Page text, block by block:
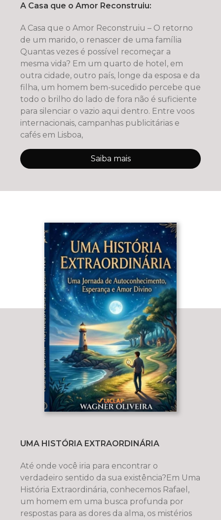
A Casa que o Amor Reconstruiu:
A Casa que o Amor Reconstruiu – O retorno
de um marido, o renascer de uma família
Quantas vezes é possível recomeçar a
mesma vida? Em um quarto de hotel, em
outra cidade, outro país, longe da esposa e da
filha, um homem bem-sucedido percebe que
todo o brilho do lado de fora não é suficiente
para silenciar o vazio aqui dentro. Entre voos
internacionais, campanhas publicitárias e
cafés em Lisboa,
Saiba mais
UMA HISTÓRIA EXTRAORDINÁRIA
Até onde você iria para encontrar o
verdadeiro sentido da sua existência?Em Uma
História Extraordinária, conhecemos Rafael,
um homem em uma busca profunda por
respostas para as dores da alma, os mistérios